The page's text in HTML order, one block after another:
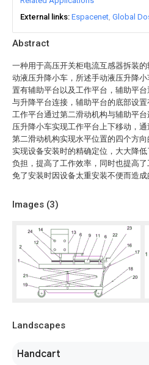
Abstract
一种用于高压开关柜电流互感器拆装
动液压升降小车，所述手动液压升降
置有辅助平台以及工作平台，辅助平
与升降平台连接，辅助平台的底部设置
工作平台通过第二滑动机构与辅助平
压升降小车实现工作平台上下移动，通
第二滑动机构实现水平位置的四个方
实现设备安装时的精确定位，大大降
负担，提高了工作效率，同时也提高
免了安装时因设备太重安装不便而造成
Images (3)
Landscapes
Handcart
External links Espacenet Global